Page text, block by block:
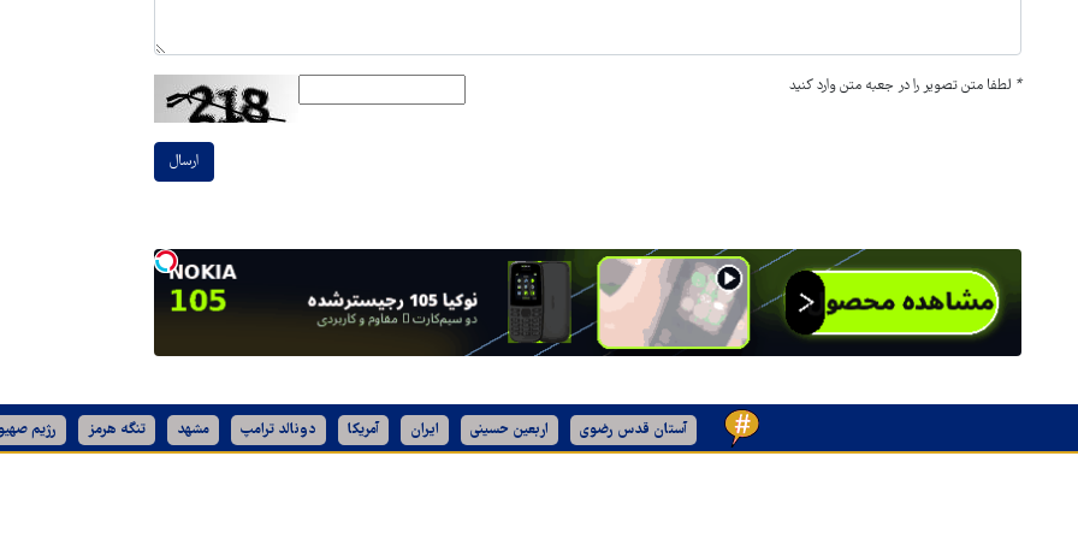
* لطفا متن تصویر را در جعبه متن وارد کنید
ارسال
آستان قدس رضوی اربعین حسینی ایران آمریکا دونالد ترامپ مشهد تنگه هرمز رژیم